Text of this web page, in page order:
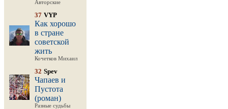
Авторские
37 VYP
Как хорошо
в стране
советской
жить
Кочетков Михаил
32 Spev
Чапаев и
Пустота
(роман)
Разные судьбы